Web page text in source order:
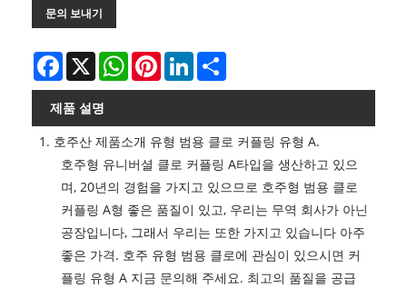
문의 보내기
Facebook
X WhatsAppPinterestLinkedIn
제품 설명
1. 호주산 제품소개 유형 범용 클로 커플링 유형 A.
호주형 유니버셜 클로 커플링 A타입을 생산하고 있으
며, 20년의 경험을 가지고 있으므로 호주형 범용 클로
커플링 A형 좋은 품질이 있고, 우리는 무역 회사가 아닌
공장입니다, 그래서 우리는 또한 가지고 있습니다 아주
좋은 가격. 호주 유형 범용 클로에 관심이 있으시면 커
플링 유형 A 지금 문의해 주세요. 최고의 품질을 공급